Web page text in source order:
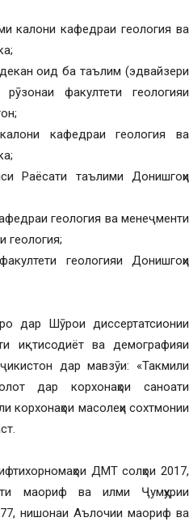
калони кафедраи геология ва
оид ба таълим (эдвайзери
факултети геологияи
кафедраи геология ва
Раёсати таълими Донишгоҳи
геология ва менеҷменти
геология;
геологияи Донишгоҳи
дар Шӯрои диссертатсионии
иқтисодиёт ва демографияи
дар мавзӯи: «Такмили
дар корхонаҳои саноати
корхонаҳои масолеҳи сохтмонии
ДМТ солҳои 2017,
маориф ва илми Ҷумҳурии
нишонаи Аълочии маориф ва